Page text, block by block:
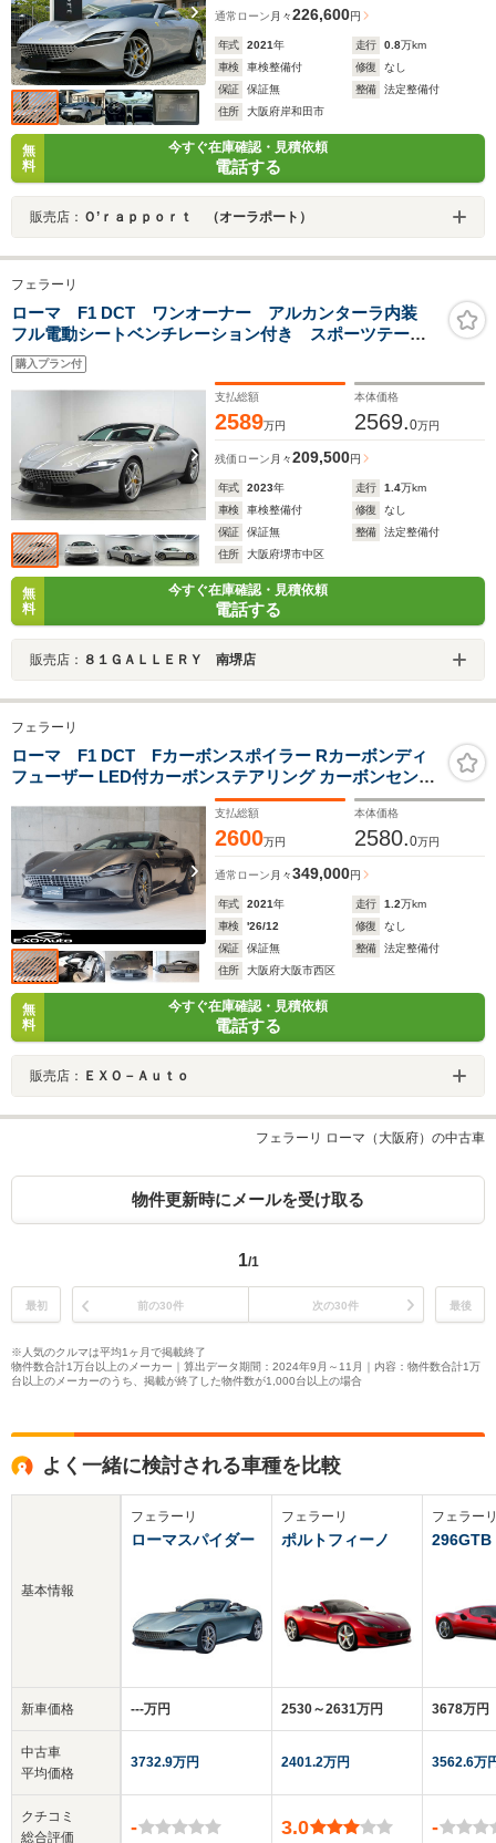
通常ローン 月々226,600円
年式 2021年 走行 0.8万km
車検
車検整備付 修復
なし
保証
保証無 整備
法定整備付
住所
大阪府岸和田市
無
料
今すぐ在庫確認・見積依頼
電話する
販売店： Ｏ’ｒａｐｐｏｒｔ （オーラポート）
フェラーリ
ローマ F1 DCT ワンオーナー アルカンターラ内装
フル電動シートベンチレーション付き スポーツテール
パイプ ヘッドレスト刺繍跳馬 ブラウンレザーシー
ト アラウンドビューモニター バックカメラ
購入プラン付
支払総額
2589万円
本体価格
2569.0万円
残価ローン 月々209,500円
年式 2023年 走行 1.4万km
車検
車検整備付 修復
なし
保証
保証無 整備
法定整備付
住所
大阪府堺市中区
無
料
今すぐ在庫確認・見積依頼
電話する
販売店： ８１ＧＡＬＬＥＲＹ 南堺店
フェラーリ
ローマ F1 DCT Fカーボンスポイラー Rカーボンディ
フューザー LED付カーボンステアリング カーボンセンタ
ーコンソール カーボンダッシュ スポーツテールパイプ イ
エローキャリパー カヴァリーノステッチ サラウンドビュ
ーカメラ
支払総額
2600万円
本体価格
2580.0万円
通常ローン 月々349,000円
年式 2021年 走行 1.2万km
車検
'26/12 修復
なし
保証
保証無 整備
法定整備付
住所
大阪府大阪市西区
無
料
今すぐ在庫確認・見積依頼
電話する
販売店： ＥＸＯ－Ａｕｔｏ
フェラーリ ローマ（大阪府）の中古車
物件更新時にメールを受け取る
1/1
最初 前の30件 次の30件 最後
※人気のクルマは平均1ヶ月で掲載終了
物件数合計1万台以上のメーカー｜算出データ期間：2024年9月～11月｜内容：物件数合計1万
台以上のメーカーのうち、掲載が終了した物件数が1,000台以上の場合
よく一緒に検討される車種を比較
基本情報
新車価格
中古車
平均価格
クチコミ
総合評価
フェラーリ
ローマスパイダー
‐‐‐万円
3732.9万円
-
フェラーリ
ポルトフィーノ
2530～2631万円
2401.2万円
3.0
フェラー
296GTB
3678万円
3562.6万
-